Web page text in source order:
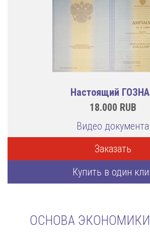
Настоящий
18.000 RUB
Видео документа
Заказать
Купить в один
ОСНОВА